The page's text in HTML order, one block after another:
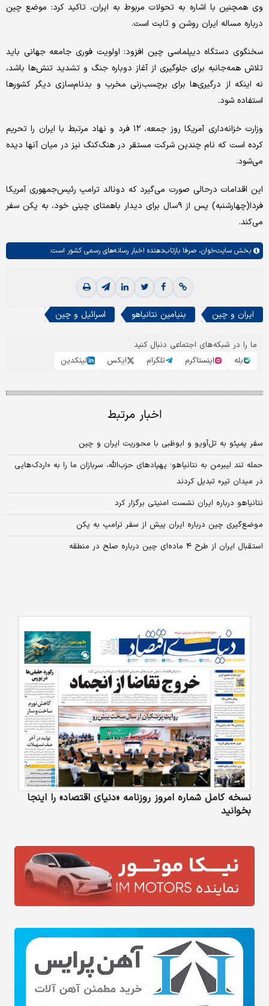
وی همچنین با اشاره به تحولات مربوط به ایران، تاکید کرد: موضع چین
درباره مساله ایران روشن و ثابت است.
سخنگوی دستگاه دیپلماسی چین افزود: اولویت فوری جامعه جهانی باید
تلاش همه‌جانبه برای جلوگیری از آغاز دوباره جنگ و تشدید تنش‌ها باشد،
نه اینکه از درگیری‌ها برای برچسب‌زنی مخرب و بدنام‌سازی دیگر کشورها
استفاده شود.
وزارت خزانه‌داری آمریکا روز جمعه، ۱۲ فرد و نهاد مرتبط با ایران را تحریم
کرده است که نام چندین شرکت مستقر در هنگ‌کنگ نیز در میان آنها دیده
می‌شود.
این اقدامات درحالی صورت می‌گیرد که دونالد ترامپ رئیس‌جمهوری آمریکا
فردا(چهارشنبه)‌ پس از ۹سال برای دیدار باهمتای چینی خود، به پکن سفر
می‌کند.
بخش سایت‌خوان، صرفا بازتاب‌دهنده اخبار رسانه‌های رسمی کشور است.
ایران و چین بنیامین نتانیاهو اسرائیل و چین
ما را در شبکه‌های اجتماعی دنبال کنید
بله
اینستاگرم تلگرام ایکس لینکدین
اخبار مرتبط
سفر پمپئو به تل‌آویو و ابوظبی با محوریت ایران و چین
حمله تند لیبرمن به نتانیاهو؛ پهپادهای حزب‌الله، سربازان ما را به «اردک‌هایی
در میدان تیر» تبدیل کردند
نتانیاهو درباره ایران نشست امنیتی برگزار کرد
موضع‌گیری چین درباره ایران پیش از سفر ترامپ به پکن
استقبال ایران از طرح ۴ ماده‌ای چین درباره صلح در منطقه
نسخه کامل شماره امروز روزنامه «دنیای‌ اقتصاد» را اینجا
بخوانید